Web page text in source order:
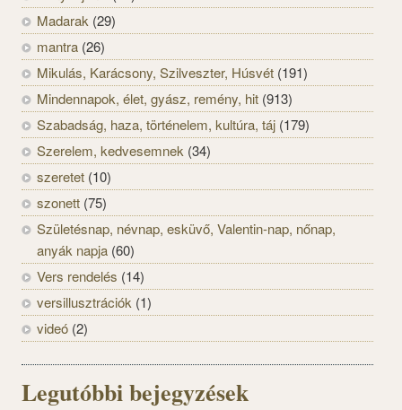
Madarak (29)
mantra (26)
Mikulás, Karácsony, Szilveszter, Húsvét (191)
Mindennapok, élet, gyász, remény, hit (913)
Szabadság, haza, történelem, kultúra, táj (179)
Szerelem, kedvesemnek (34)
szeretet (10)
szonett (75)
Születésnap, névnap, esküvő, Valentin-nap, nőnap,
anyák napja (60)
Vers rendelés (14)
versillusztrációk (1)
videó (2)
Legutóbbi bejegyzések